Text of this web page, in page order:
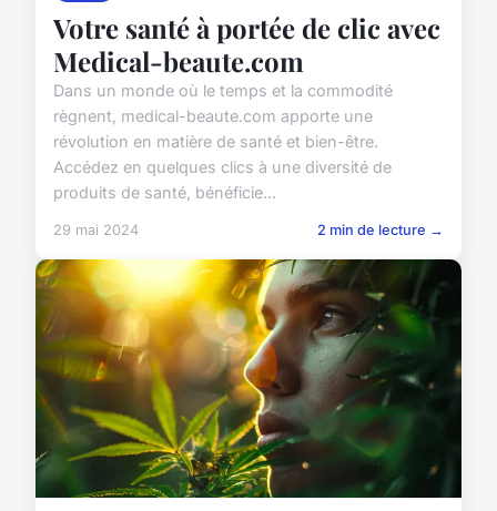
Votre santé à portée de clic avec
Medical-beaute.com
Dans un monde où le temps et la commodité
règnent, medical-beaute.com apporte une
révolution en matière de santé et bien-être.
Accédez en quelques clics à une diversité de
produits de santé, bénéficie...
29 mai 2024 2 min de lecture →